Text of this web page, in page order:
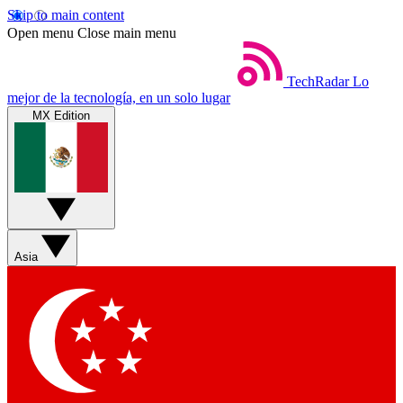
Skip to main content
Open menu Close main menu
TechRadar Lo
mejor de la tecnología, en un solo lugar
MX Edition
Asia